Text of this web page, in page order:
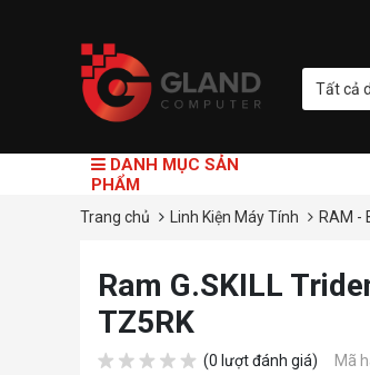
Tất cả
DANH MỤC SẢN
PHẨM
Trang chủ Linh Kiện Máy Tính RAM -
Ram G.SKILL
TZ5RK
(0 lượt đánh giá) Mã